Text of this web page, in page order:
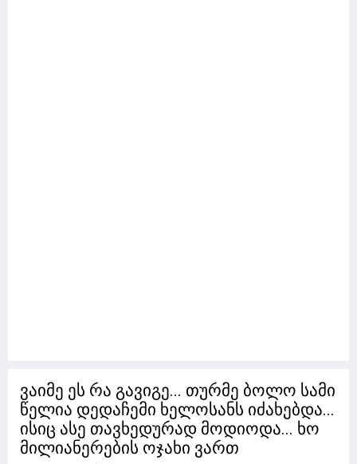
ვაიმე ეს რა გავიგე... თურმე ბოლო სამი
წელია დედაჩემი ხელოსანს იძახებდა...
ისიც ასე თავხედურად მოდიოდა... ხო
მილიანერების ოჯახი ვართ